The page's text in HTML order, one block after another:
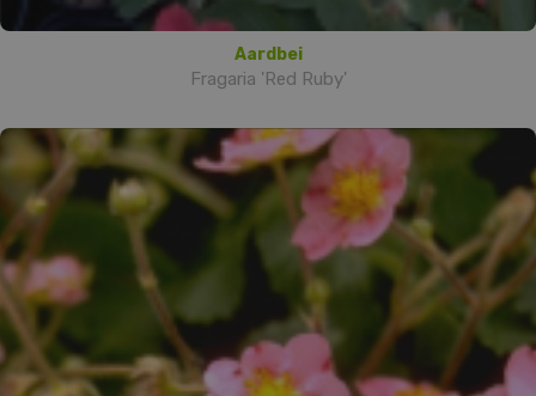
Aardbei
Fragaria 'Red Ruby'